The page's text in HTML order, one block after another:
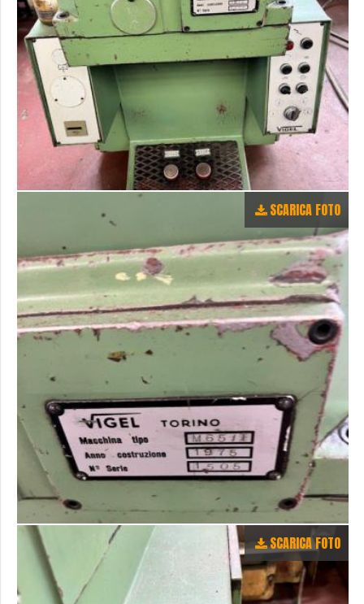
SCARICA FOTO
SCARICA FOTO